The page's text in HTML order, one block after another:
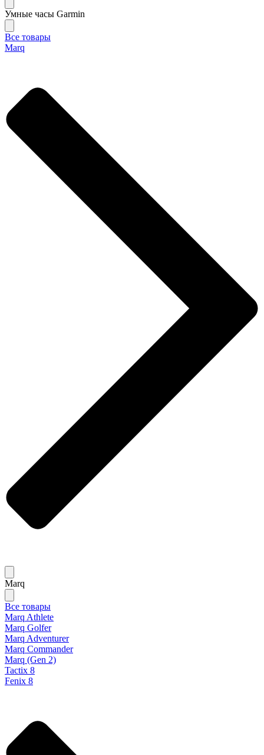
Умные часы Garmin
Все товары
Marq
Marq
Все товары
Marq Athlete
Marq Golfer
Marq Adventurer
Marq Commander
Marq (Gen 2)
Tactix 8
Fenix 8